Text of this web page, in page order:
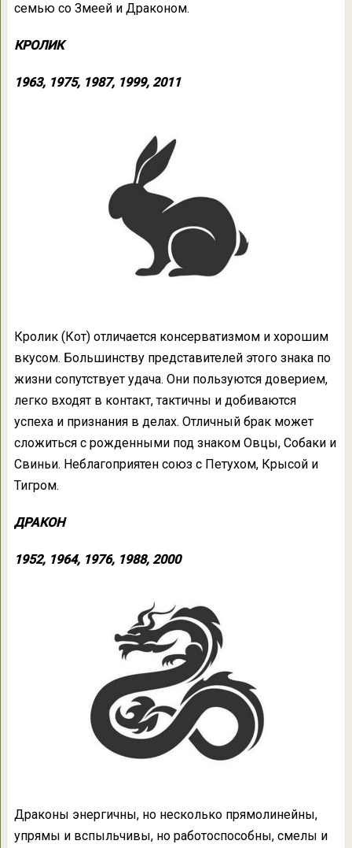
семью со Змеей и Драконом.
КРОЛИК
1963, 1975, 1987, 1999, 2011
Кролик (Кот) отличается консерватизмом и хорошим
вкусом. Большинству представителей этого знака по
жизни сопутствует удача. Они пользуются доверием,
легко входят в контакт, тактичны и добиваются
успеха и признания в делах. Отличный брак может
сложиться с рожденными под знаком Овцы, Собаки и
Свиньи. Неблагоприятен союз с Петухом, Крысой и
Тигром.
ДРАКОН
1952, 1964, 1976, 1988, 2000
Драконы энергичны, но несколько прямолинейны,
упрямы и вспыльчивы, но работоспособны, смелы и